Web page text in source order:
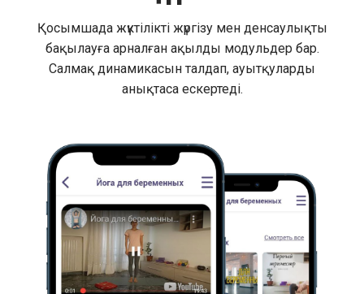
Қосымшада жүктілікті жүргізу мен денсаулықты
бақылауға арналған ақылды модульдер бар.
Салмақ динамикасын талдап, ауытқуларды
анықтаса ескертеді.